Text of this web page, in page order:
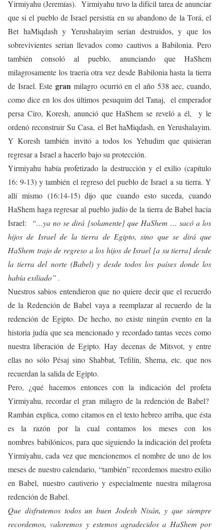
Yirmiyahu (Jeremías). Yirmiyahu tuvo la difícil tarea de anunciar
que si el pueblo de Israel persistía en su abandono de la Torá, el
Bet haMiqdash y Yerushalayim serían destruidos, y que los
sobrevivientes serían llevados como cautivos a Babilonia. Pero
también consoló al pueblo, anunciando que HaShem
milagrosamente los traería otra vez desde Babilonia hasta la tierra
de Israel. Estegran milagro ocurrió en el año 538 aec, cuando,
como dice en los dos últimos pesuquim del Tanaj, el emperador
persa Ciro, Koresh, anunció que HaShem se reveló a él, y le
ordenó reconstruir Su Casa, el Bet haMiqdash, en Yerushalayim.
Y Koresh también invitó a todos los Yehudim que quisieran
regresar a Israel a hacerlo bajo su protección.
Yirmiyahu había profetizado la destrucción y el exilio (capítulo
16: 9-13) y también el regreso del pueblo de Israel a su tierra. Y
allí mismo (16:14-15) dijo que cuando esto suceda, cuando
HaShem haga regresar al pueblo judío de la tierra de Babel hacia
Israel: “…ya no se dirá [solamente] que HaShem … sacó a los
hijos de Israel de la tierra de Egipto, sino que se dirá que
HaShem trajo de regreso a los hijos de Israel [a su tierra] desde
la tierra del norte (Babel) y desde todos los países donde los
había exiliado” .
Nuestros sabios entendieron que no quiere decir que el recuerdo
de la Redención de Babel vaya a reemplazar al recuerdo de la
redención de Egipto. De hecho, no existe ningún evento en la
historia judía que sea mencionado y recordado tantas veces como
nuestra liberación de Egipto. Hay decenas de Mitsvot, y entre
ellas no sólo Pésaj sino Shabbat, Tefilín, Shema, etc. que nos
recuerdan la salida de Egipto.
Pero, ¿qué hacemos entonces con la indicación del profeta
Yirmiyahu, recordar el gran milagro de la redención de Babel?
Rambán explica, como citamos en el texto hebreo arriba, que ésta
es la razón por la cual contamos los meses con los
nombres babilónicos, para que siguiendo la indicación del profeta
Yirmiyahu, cada vez que mencionemos el nombre de uno de los
meses de nuestro calendario, “también” recordemos nuestro exilio
en Babel, nuestro cautiverio y especialmente nuestra milagrosa
redención de Babel.
Que disfrutemos todos un buen Jodesh Nisán, y que siempre
recordemos, valoremos y estemos agradecidos a HaShem por